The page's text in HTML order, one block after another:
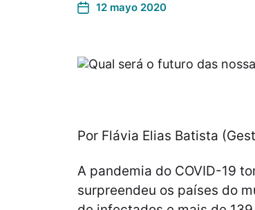
12 mayo 2020
Por Flávia Elias Batista
A pandemia do COVID-19
surpreendeu os países do